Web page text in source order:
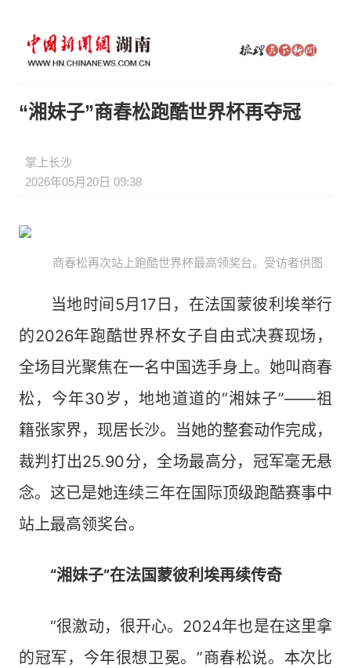
“湘妹子”商春松跑酷世界杯再夺冠
掌上长沙
2026年05月20日 09:38
商春松再次站上跑酷世界杯最高领奖台。受访者供图
当地时间5月17日，在法国蒙彼利埃举行
的2026年跑酷世界杯女子自由式决赛现场，
全场目光聚焦在一名中国选手身上。她叫商春
松，今年30岁，地地道道的“湘妹子”——祖
籍张家界，现居长沙。当她的整套动作完成，
裁判打出25.90分，全场最高分，冠军毫无悬
念。这已是她连续三年在国际顶级跑酷赛事中
站上最高领奖台。
“湘妹子”在法国蒙彼利埃再续传奇
“很激动，很开心。2024年也是在这里拿
的冠军，今年很想卫冕。”商春松说。本次比